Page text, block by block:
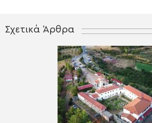
Σχετικά Άρθρα